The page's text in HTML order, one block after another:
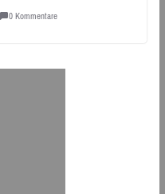
0 Kommentare